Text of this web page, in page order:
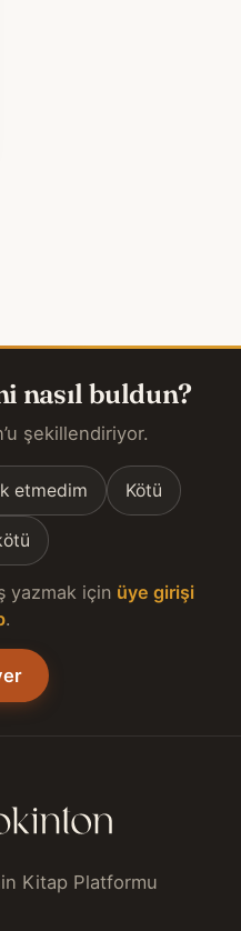
nasıl buldun?
şekillendiriyor.
etmedim Kötü
yazmak için üye girişi
.
Kitap Platformu